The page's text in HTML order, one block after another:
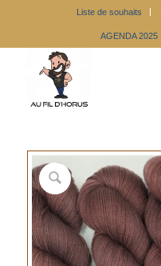
Liste de souhaits
AGENDA 2025